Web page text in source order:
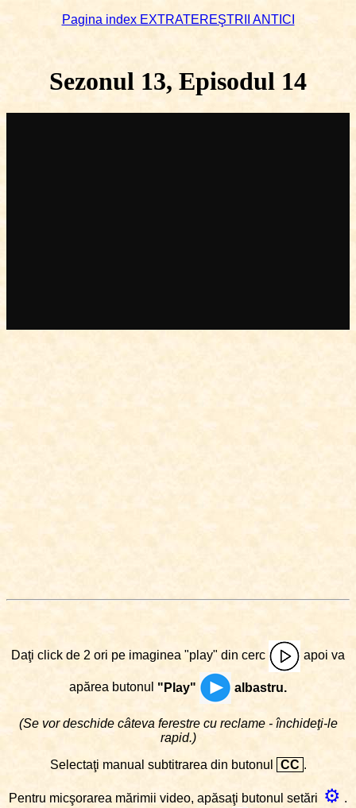
Pagina index EXTRATEREŞTRII ANTICI
Sezonul 13, Episodul 14
Daţi click de 2 ori pe imaginea "play" din cerc apoi va
apărea butonul "Play" albastru.
(Se vor deschide câteva ferestre cu reclame - închideţi-le
rapid.)
Selectaţi manual subtitrarea din butonul
CC .
Pentru micşorarea mărimii video, apăsaţi butonul setări ⚙ .